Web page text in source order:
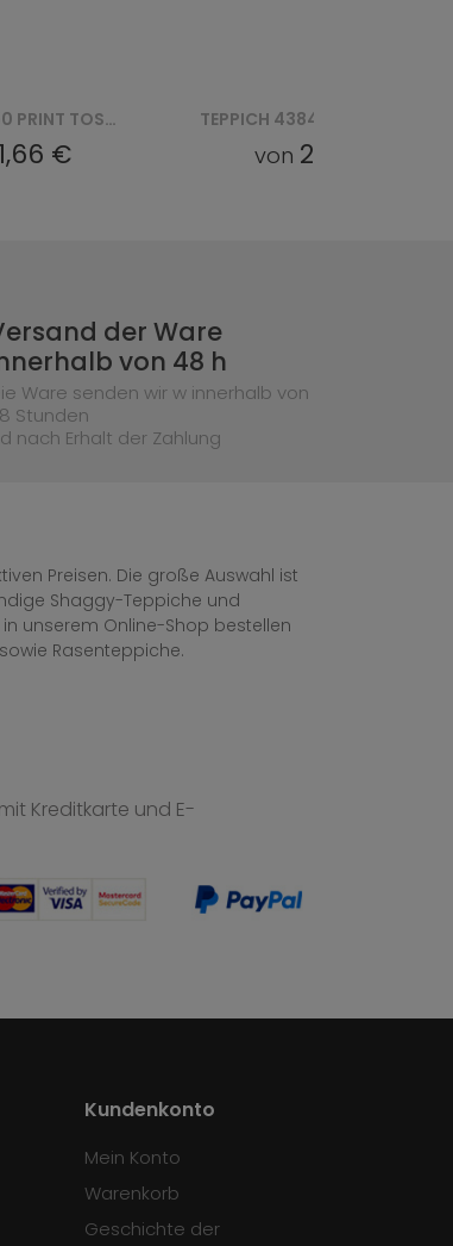
21,66 € von
der Ware
von 48 h
Ware senden wir w innerhalb von
Stunden
nach Erhalt der Zahlung
Preisen. Die große Auswahl ist
Shaggy-Teppiche und
unserem Online-Shop bestellen
Rasenteppiche.
Kreditkarte und E-
Kundenkonto
Mein Konto
Warenkorb
Geschichte der